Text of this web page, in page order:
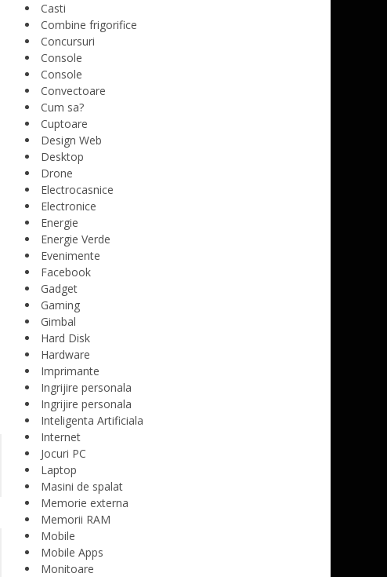
Casti
Combine frigorifice
Concursuri
Console
Console
Convectoare
Cum sa?
Cuptoare
Design Web
Desktop
Drone
Electrocasnice
Electronice
Energie
Energie Verde
Evenimente
Facebook
Gadget
Gaming
Gimbal
Hard Disk
Hardware
Imprimante
Ingrijire personala
Ingrijire personala
Inteligenta Artificiala
Internet
Jocuri PC
Laptop
Masini de spalat
Memorie externa
Memorii RAM
Mobile
Mobile Apps
Monitoare